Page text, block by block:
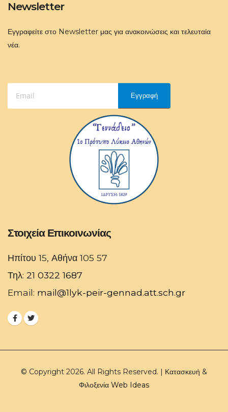
Newsletter
Εγγραφείτε στο Newsletter μας για ανακοινώσεις και τελευταία
νέα.
Εγγραφή
Στοιχεία Επικοινωνίας
Ηπίτου 15, Αθήνα 105 57
Τηλ: 21 0322 1687
Email: mail@1lyk-peir-gennad.att.sch.gr
© Copyright 2026. All Rights Reserved. | Κατασκευή &
Φιλοξενία Web Ideas